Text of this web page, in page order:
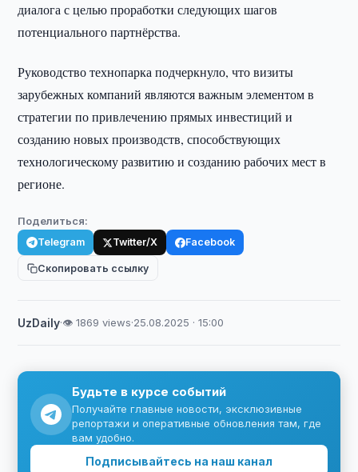
диалога с целью проработки следующих шагов
потенциального партнёрства.
Руководство технопарка подчеркнуло, что визиты
зарубежных компаний являются важным элементом в
стратегии по привлечению прямых инвестиций и
созданию новых производств, способствующих
технологическому развитию и созданию рабочих мест в
регионе.
Поделиться:
Telegram Twitter/X Facebook
Скопировать ссылку
UzDaily·👁 1869 views·25.08.2025 · 15:00
Будьте в курсе событий
Получайте главные новости, эксклюзивные
репортажи и оперативные обновления там, где
вам удобно.
Подписывайтесь на наш канал